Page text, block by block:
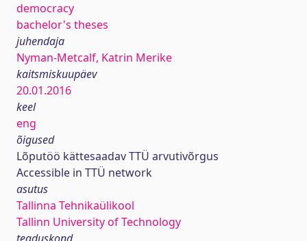
democracy
bachelor's theses
juhendaja
Nyman-Metcalf, Katrin Merike
kaitsmiskuupäev
20.01.2016
keel
eng
õigused
Lõputöö kättesaadav TTÜ arvutivõrgus
Accessible in TTÜ network
asutus
Tallinna Tehnikaülikool
Tallinn University of Technology